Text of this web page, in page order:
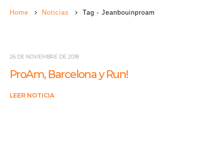
Home Noticias Tag - Jeanbouinproam
26 DE NOVIEMBRE DE 2018
ProAm, Barcelona y Run!
LEER NOTICIA